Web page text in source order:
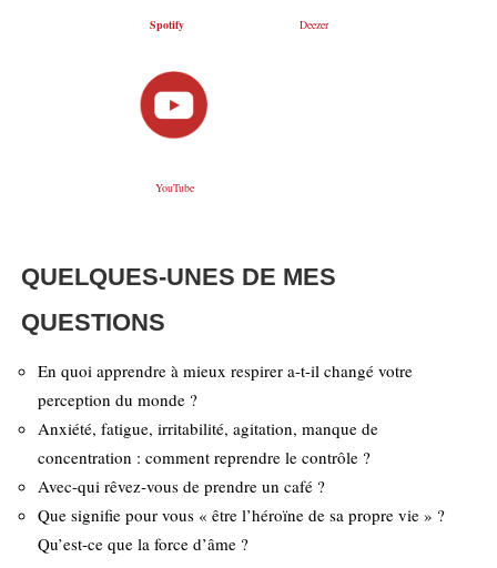
Spotify Deezer
YouTube
QUELQUES-UNES DE MES
QUESTIONS
En quoi apprendre à mieux respirer a-t-il changé votre
perception du monde ?
Anxiété, fatigue, irritabilité, agitation, manque de
concentration : comment reprendre le contrôle ?
Avec-qui rêvez-vous de prendre un café ?
Que signifie pour vous « être l’héroïne de sa propre vie » ?
Qu’est-ce que la force d’âme ?